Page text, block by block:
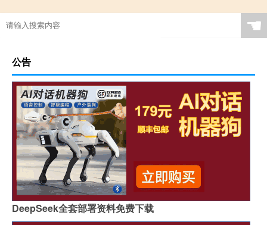
☚
公告
DeepSeek全套部署资料免费下载